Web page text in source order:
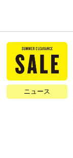
ニュース